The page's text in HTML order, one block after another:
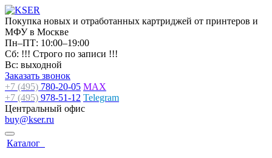
Покупка новых и отработанных картриджей от принтеров и
МФУ в Москве
Пн–ПТ: 10:00–19:00
Сб: !!! Строго по записи !!!
Вс: выходной
Заказать звонок
+7 (495) 780-20-05 MAX
+7 (495) 978-51-12 Telegram
Центральный офис
buy@kser.ru
Каталог